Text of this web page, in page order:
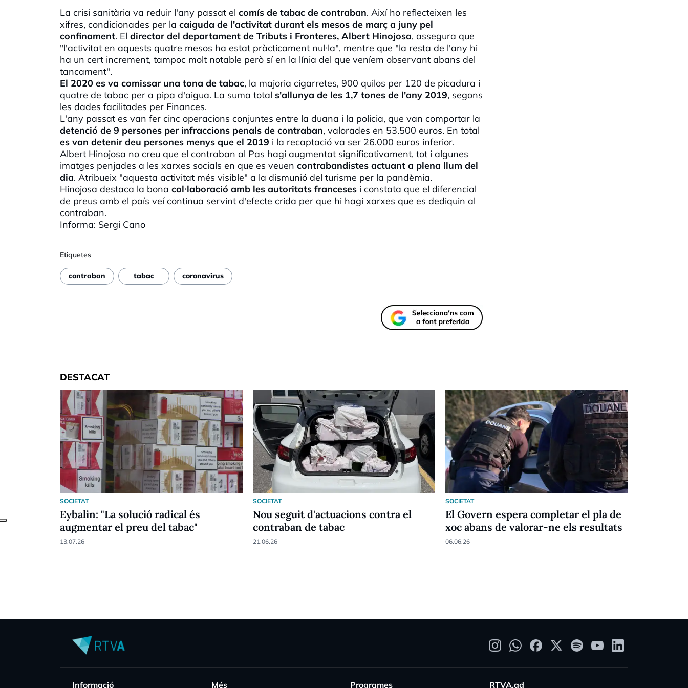
La crisi sanitària va reduir l'any passat el comís de tabac de contraban. Així ho reflecteixen les
xifres, condicionades per la caiguda de l'activitat durant els mesos de març a juny pel
confinament. El director del departament de Tributs i Fronteres, Albert Hinojosa, assegura que
"l'activitat en aquests quatre mesos ha estat pràcticament nul·la", mentre que "la resta de l'any hi
ha un cert increment, tampoc molt notable però sí en la línia del que veníem observant abans del
tancament".
El 2020 es va comissar una tona de tabac, la majoria cigarretes, 900 quilos per 120 de picadura i
quatre de tabac per a pipa d'aigua. La suma total s'allunya de les 1,7 tones de l'any 2019, segons
les dades facilitades per Finances.
L'any passat es van fer cinc operacions conjuntes entre la duana i la policia, que van comportar la
detenció de 9 persones per infraccions penals de contraban, valorades en 53.500 euros. En total
es van detenir deu persones menys que el 2019 i la recaptació va ser 26.000 euros inferior.
Albert Hinojosa no creu que el contraban al Pas hagi augmentat significativament, tot i algunes
imatges penjades a les xarxes socials en que es veuen contrabandistes actuant a plena llum del
dia. Atribueix "aquesta activitat més visible" a la dismunió del turisme per la pandèmia.
Hinojosa destaca la bona col·laboració amb les autoritats franceses i constata que el diferencial
de preus amb el país veí continua servint d'efecte crida per que hi hagi xarxes que es dediquin al
contraban.
Informa: Sergi Cano
Etiquetes
contraban tabac coronavirus
DESTACAT
SOCIETAT
Eybalin: "La solució radical és
augmentar el preu del tabac"
13.07.26
SOCIETAT
Nou seguit d'actuacions contra el
contraban de tabac
21.06.26
SOCIETAT
El Govern espera completar el pla de
xoc abans de valorar-ne els resultats
06.06.26
Informació Més Programes RTVA.ad